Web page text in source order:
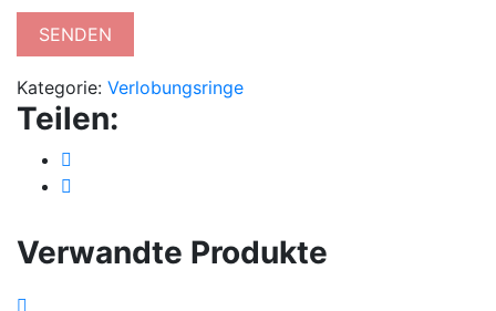
Kategorie: Verlobungsringe
Teilen:
Verwandte Produkte